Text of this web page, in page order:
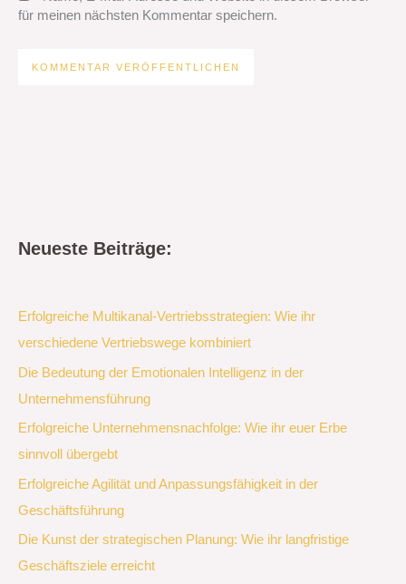
für meinen nächsten Kommentar speichern.
Neueste Beiträge:
Erfolgreiche Multikanal-Vertriebsstrategien: Wie ihr
verschiedene Vertriebswege kombiniert
Die Bedeutung der Emotionalen Intelligenz in der
Unternehmensführung
Erfolgreiche Unternehmensnachfolge: Wie ihr euer Erbe
sinnvoll übergebt
Erfolgreiche Agilität und Anpassungsfähigkeit in der
Geschäftsführung
Die Kunst der strategischen Planung: Wie ihr langfristige
Geschäftsziele erreicht